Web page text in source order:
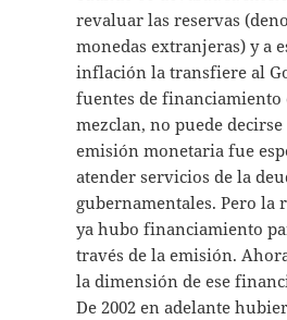
revaluar las reservas
monedas extranjeras) y a
inflación la transfiere al
fuentes de financiamiento
mezclan, no puede
emisión monetaria fue
atender servicios de la
gubernamentales. Pero la
ya hubo financiamiento
través de la emisión.
la dimensión de ese
De 2002 en adelante